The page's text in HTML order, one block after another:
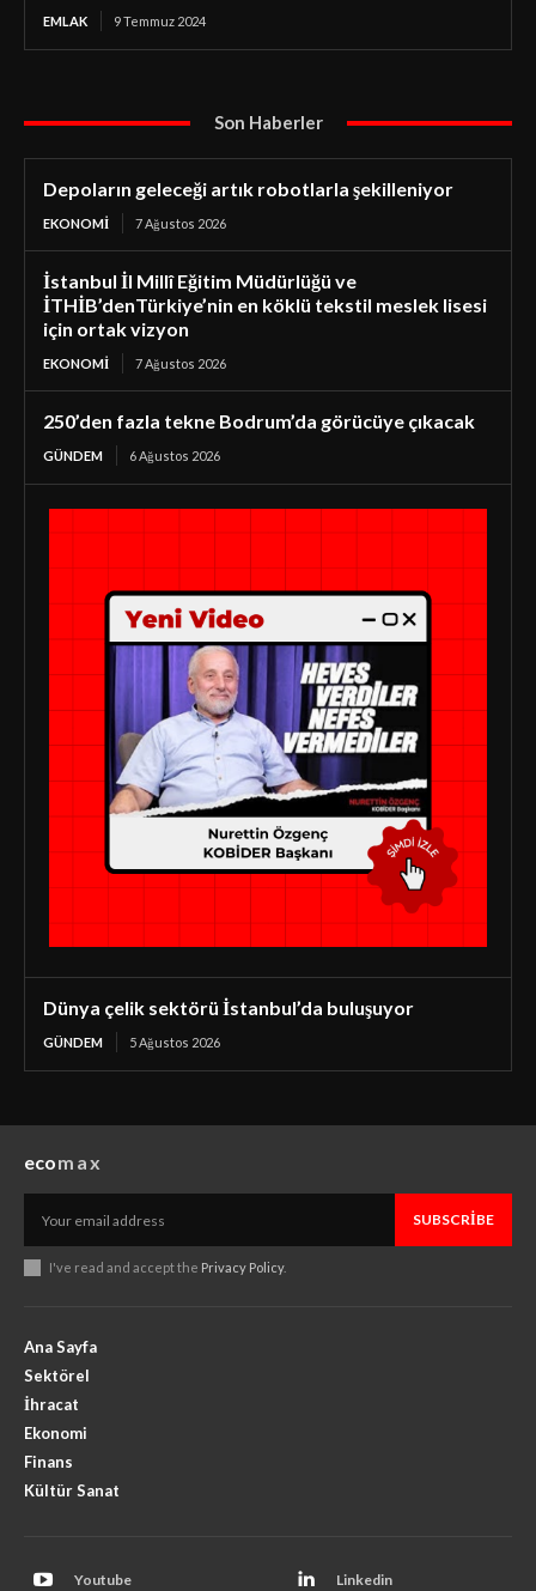
EMLAK 9 Temmuz 2024
Son Haberler
Depoların geleceği artık robotlarla şekilleniyor
EKONOMI 7 Ağustos 2026
İstanbul İl Millî Eğitim Müdürlüğü ve
İTHİB’denTürkiye’nin en köklü tekstil meslek lisesi
için ortak vizyon
EKONOMI 7 Ağustos 2026
250’den fazla tekne Bodrum’da görücüye çıkacak
GÜNDEM 6 Ağustos 2026
Dünya çelik sektörü İstanbul’da buluşuyor
GÜNDEM 5 Ağustos 2026
ecomax
SUBSCRIBE
I've read and accept the Privacy Policy.
Ana Sayfa
Sektörel
İhracat
Ekonomi
Finans
Kültür Sanat
Youtube Linkedin